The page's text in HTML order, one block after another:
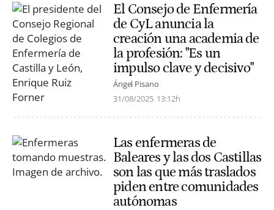
El Consejo de Enfermería
de CyL anuncia la
creación una academia de
la profesión: "Es un
impulso clave y decisivo"
Ángel Pisano
31/08/2025 13:12h
Las enfermeras de
Baleares y las dos Castillas
son las que más traslados
piden entre comunidades
autónomas